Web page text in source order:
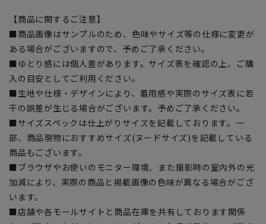
【商品に関するご注意】
■商品画像はサンプルのため、色味やサイズ等の仕様に変更が
ある場合がございますので、予めご了承ください。
■ゆとり感には個人差があります。サイズ表を確認の上、ご購
入の目安としてご利用ください。
■生地や仕様・デザインにより、着用感や実際のサイズ表に若
干の誤差が生じる場合がございます。予めご了承ください。
■サイズスペックは仕上がりサイズを記載しております。一
部、商品現物におすすめサイズ(ヌードサイズ)を記載している
商品もございます。
■ブラウザやお使いのモニター環境、また撮影時の室内外の光
加減により、実際の商品と掲載画像の色味が異なる場合がござ
います。
■店舗や各モールサイトと商品在庫を共有しております関係